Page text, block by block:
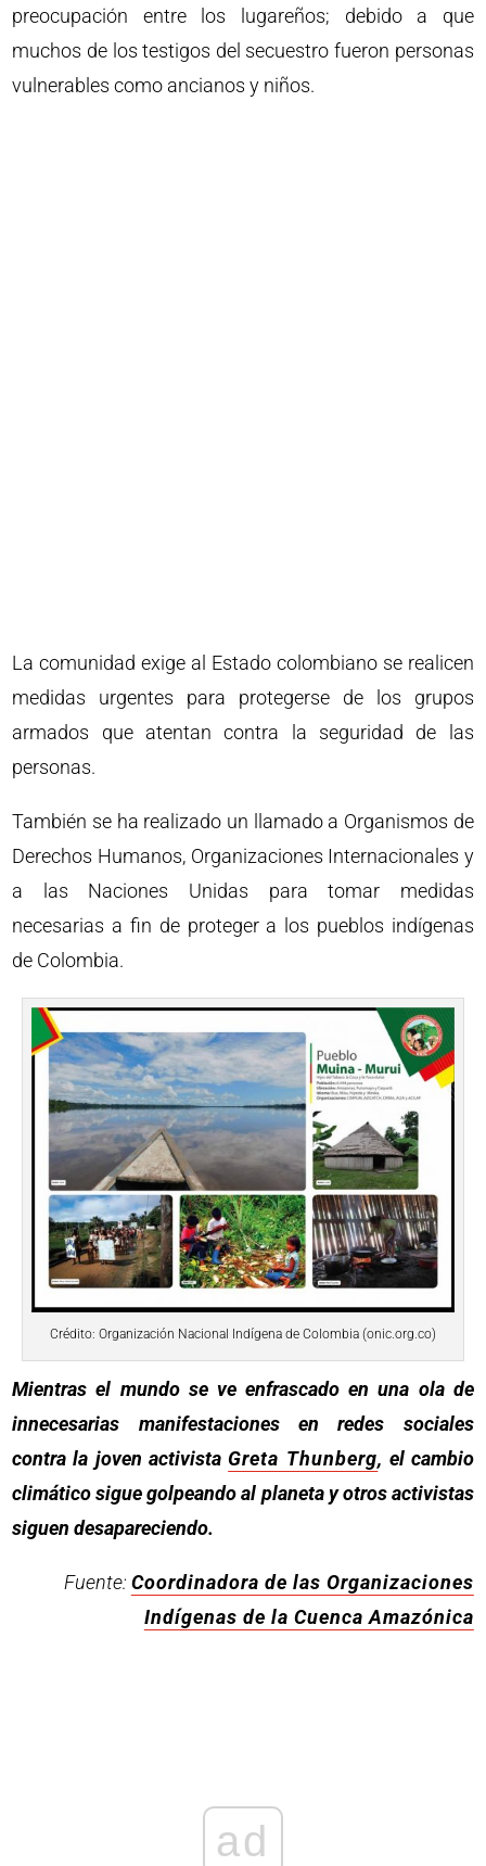
preocupación entre los lugareños; debido a que
muchos de los testigos del secuestro fueron personas
vulnerables como ancianos y niños.
La comunidad exige al Estado colombiano se realicen
medidas urgentes para protegerse de los grupos
armados que atentan contra la seguridad de las
personas.
También se ha realizado un llamado a Organismos de
Derechos Humanos, Organizaciones Internacionales y
a las Naciones Unidas para tomar medidas
necesarias a fin de proteger a los pueblos indígenas
de Colombia.
Crédito: Organización Nacional Indígena de Colombia (onic.org.co)
Mientras el mundo se ve enfrascado en una ola de
innecesarias manifestaciones en redes sociales
contra la joven activista Greta Thunberg, el cambio
climático sigue golpeando al planeta y otros activistas
siguen desapareciendo.
Fuente: Coordinadora de las Organizaciones
Indígenas de la Cuenca Amazónica
ad